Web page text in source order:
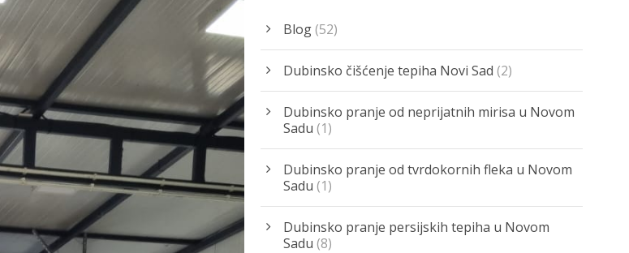
Blog(52)
Dubinsko čišćenje tepiha Novi Sad (2)
Dubinsko pranje od neprijatnih mirisa u Novom
Sadu (1)
Dubinsko pranje od tvrdokornih fleka u Novom
Sadu (1)
Dubinsko pranje persijskih tepiha u Novom
Sadu (8)